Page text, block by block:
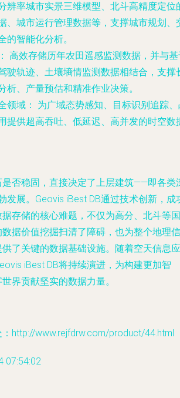
辨率城市实景三维模型、北斗高精度定位
、城市运行管理数据等，支撑城市规划、
的智能化分析。
高效存储历年农田遥感监测数据，并与
驶轨迹、土壤墒情监测数据相结合，支撑
析、产量预估和精准作业决策。
领域：
为广域态势感知、目标识别追踪
提供超高吞吐、低延迟、高并发的时空数
否稳固，直接决定了上层建筑——即各类
展。Geovis iBest DB通过技术创新，成
存储的核心难题，不仅为高分、北斗等国
据价值挖掘扫清了障碍，也为整个地理信
了关键的数据基础设施。随着空天信息应
iBest DB将持续演进，为构建更加智
界贡献坚实的数据力量。
http://www.rejfdrw.com/product/44.html
07:54:02